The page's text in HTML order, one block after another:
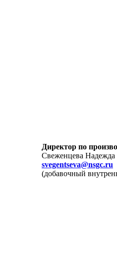
Директор по
Свеженцева Надежда
svegentseva@nsgc.ru
(добавочный